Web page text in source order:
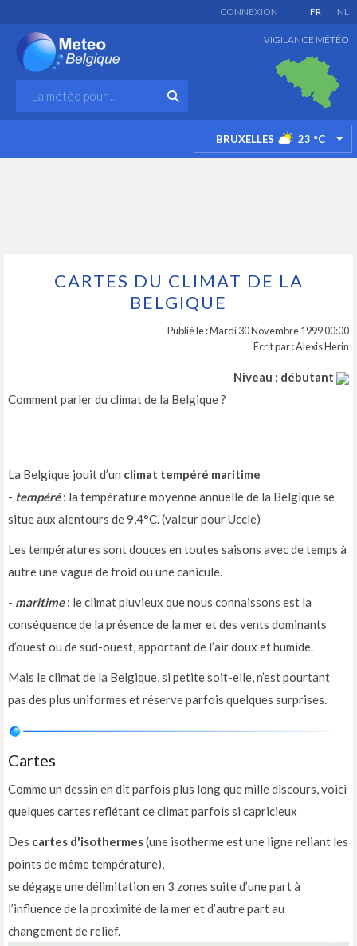
FR NL
CONNEXION
VIGILANCE MÉTÉO
BRUXELLES 23 °C
CARTES DU CLIMAT DE LA
BELGIQUE
Publié le : Mardi 30 Novembre 1999 00:00
Écrit par : Alexis Herin
Niveau : débutant
Comment parler du climat de la Belgique ?
La Belgique jouit d’un climat tempéré maritime
- tempéré : la température moyenne annuelle de la Belgique se
situe aux alentours de 9,4°C. (valeur pour Uccle)
Les températures sont douces en toutes saisons avec de temps à
autre une vague de froid ou une canicule.
- maritime: le climat pluvieux que nous connaissons est la
conséquence de la présence de la mer et des vents dominants
d’ouest ou de sud-ouest, apportant de l’air doux et humide.
Mais le climat de la Belgique, si petite soit-elle, n’est pourtant
pas des plus uniformes et réserve parfois quelques surprises.
Cartes
Comme un dessin en dit parfois plus long que mille discours, voici
quelques cartes reflétant ce climat parfois si capricieux
Des cartes d'isothermes(une isotherme est une ligne reliant les
points de même température),
se dégage une délimitation en 3 zones suite d’une part à
l’influence de la proximité de la mer et d’autre part au
changement de relief.